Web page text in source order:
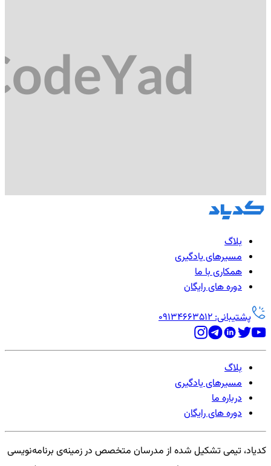
بلاگ
مسیرهای یادگیری
همکاری با ما
دوره های رایگان
پشتیبانی: 09134663512
بلاگ
مسیرهای یادگیری
درباره ما
دوره های رایگان
کدیاد، تیمی تشکیل شده از مدرسان متخصص در زمینه‌ی برنامه‌نویسی